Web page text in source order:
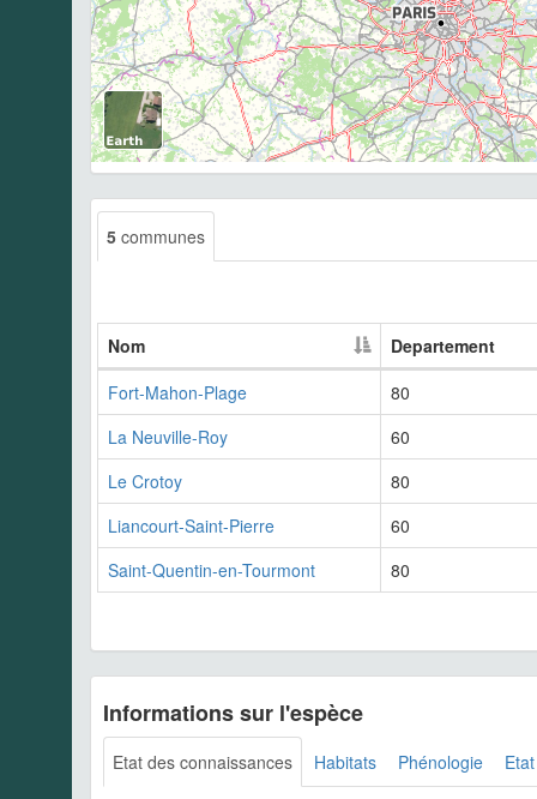
5 communes
Nom
Departement
Fort-Mahon-Plage
80
La Neuville-Roy
60
Le Crotoy
80
Liancourt-Saint-Pierre
60
Saint-Quentin-en-Tourmont
80
Informations sur l'espèce
Etat des connaissances Habitats Phénologie